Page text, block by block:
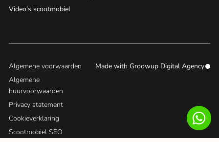
Video's scootmobiel
Algemene voorwaarden
Algemene
huurvoorwaarden
Privacy statement
Cookieverklaring
Scootmobiel SEO
Made with Groowup Digital Agency